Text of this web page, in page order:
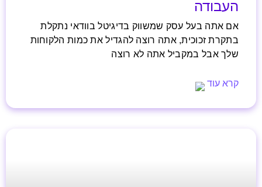
העבודה
אם אתה בעל עסק שמשווק בדיגיטל בוודאי נתקלת
בתקרת זכוכית, אתה רוצה להגדיל את כמות הלקוחות
שלך אבל במקביל אתה לא רוצה
קרא עוד